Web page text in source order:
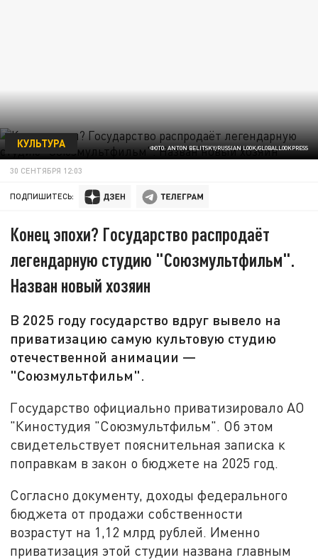
ФОТО: ANTON BELITSKY/RUSSIAN LOOK/GLOBALLOOKPRESS
КУЛЬТУРА
30 СЕНТЯБРЯ 12:03
ПОДПИШИТЕСЬ:
Конец эпохи? Государство распродаёт
легендарную студию "Союзмультфильм".
Назван новый хозяин
В 2025 году государство вдруг вывело на
приватизацию самую культовую студию
отечественной анимации —
"Союзмультфильм".
Государство официально приватизировало АО
"Киностудия "Союзмультфильм". Об этом
свидетельствует пояснительная записка к
поправкам в закон о бюджете на 2025 год.
Согласно документу, доходы федерального
бюджета от продажи собственности
возрастут на 1,12 млрд рублей. Именно
приватизация этой студии названа главным